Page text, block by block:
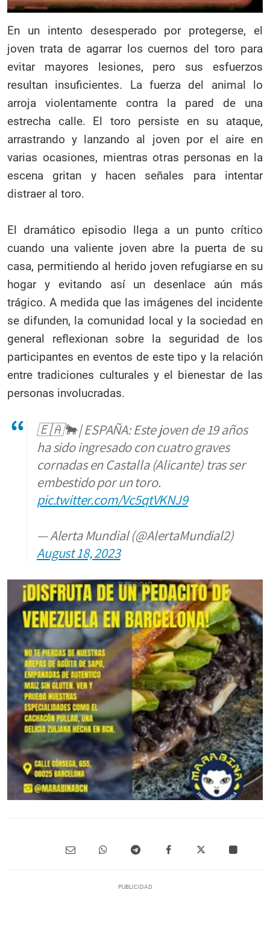
En un intento desesperado por protegerse, el
joven trata de agarrar los cuernos del toro para
evitar mayores lesiones, pero sus esfuerzos
resultan insuficientes. La fuerza del animal lo
arroja violentamente contra la pared de una
estrecha calle. El toro persiste en su ataque,
arrastrando y lanzando al joven por el aire en
varias ocasiones, mientras otras personas en la
escena gritan y hacen señales para intentar
distraer al toro.
El dramático episodio llega a un punto crítico
cuando una valiente joven abre la puerta de su
casa, permitiendo al herido joven refugiarse en su
hogar y evitando así un desenlace aún más
trágico. A medida que las imágenes del incidente
se difunden, la comunidad local y la sociedad en
general reflexionan sobre la seguridad de los
participantes en eventos de este tipo y la relación
entre tradiciones culturales y el bienestar de las
personas involucradas.
🇪🇦🐂 | ESPAÑA: Este joven de 19 años
ha sido ingresado con cuatro graves
cornadas en Castalla (Alicante) tras ser
embestido por un toro.
pic.twitter.com/Vc5qtVKNJ9
— Alerta Mundial (@AlertaMundial2)
August 18, 2023